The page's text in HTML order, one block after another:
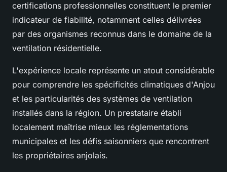
certifications professionnelles constituent le premier
indicateur de fiabilité, notamment celles délivrées
par des organismes reconnus dans le domaine de la
ventilation résidentielle.
L'expérience locale représente un atout considérable
pour comprendre les spécificités climatiques d'Anjou
et les particularités des systèmes de ventilation
installés dans la région. Un prestataire établi
localement maîtrise mieux les réglementations
municipales et les défis saisonniers que rencontrent
les propriétaires anjolais.